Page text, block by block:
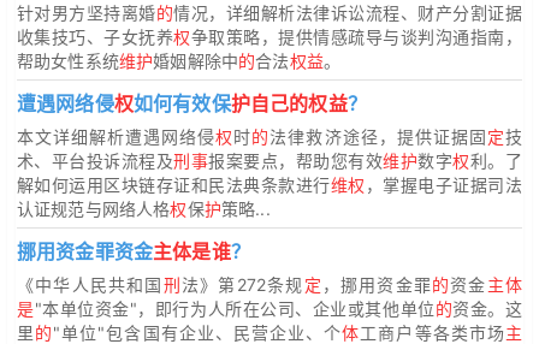
针对男方坚持离婚的情况，详细解析法律诉讼流程、财产分割证据
收集技巧、子女抚养权争取策略，提供情感疏导与谈判沟通指南，
帮助女性系统维护婚姻解除中的合法权益。
遭遇网络侵权如何有效保护自己的权益？
本文详细解析遭遇网络侵权时的法律救济途径，提供证据固定技
术、平台投诉流程及刑事报案要点，帮助您有效维护数字权利。了
解如何运用区块链存证和民法典条款进行维权 ，掌握电子证据司法
认证规范与网络人格权保护策略...
挪用资金罪资金主体是谁？
《中华人民共和国刑法》第272条规 定 ，挪用资金罪的资金主体
是"本单位资金"，即行为人所在公司、企业或其他单位的资金。这
里的"单位"包含国有企业、民营企业、个体工商户等各类市场主